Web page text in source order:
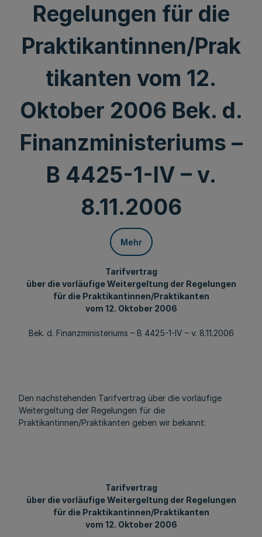
Regelungen für die
Praktikantinnen/Prak
tikanten vom 12.
Oktober 2006 Bek. d.
Finanzministeriums –
B 4425-1-IV – v.
8.11.2006
Mehr
Tarifvertrag
über die vorläufige Weitergeltung der Regelungen
für die Praktikantinnen/Praktikanten
vom 12. Oktober 2006
Bek. d. Finanzministeriums – B 4425-1-IV – v. 8.11.2006
Den nachstehenden Tarifvertrag über die vorläufige
Weitergeltung der Regelungen für die
Praktikantinnen/Praktikanten geben wir bekannt:
Tarifvertrag
über die vorläufige Weitergeltung der Regelungen
für die Praktikantinnen/Praktikanten
vom 12. Oktober 2006